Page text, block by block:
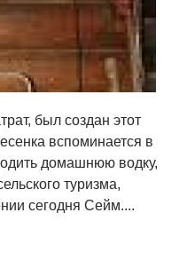
был создан этот
вспоминается в
домашнюю водку,
туризма,
сегодня Сейм....